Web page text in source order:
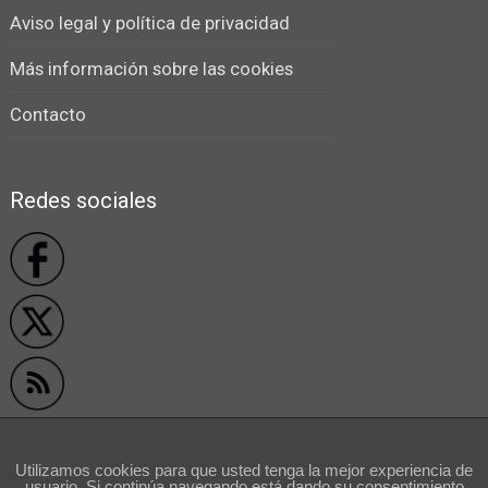
Aviso legal y política de privacidad
Más información sobre las cookies
Contacto
Redes sociales
Utilizamos cookies para que usted tenga la mejor experiencia de